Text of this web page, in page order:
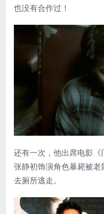
也没有合作过！
还有一次，他出席电影
张静初饰演角色暴毙被
去厕所逃走。